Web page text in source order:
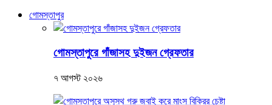
গোমস্তাপুর
গোমস্তাপুরে গাঁজাসহ দুইজন গ্রেফতার
৭ আগস্ট ২০২৬